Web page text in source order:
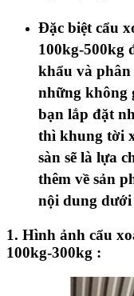
Đặc biệt cẩu
100kg-500kg
khẩu và
những không
bạn lắp đặt
thì khung tời
sàn sẽ là lựa
thêm về sản
nội dung dưới
1. Hình ảnh cẩu
100kg-300kg :